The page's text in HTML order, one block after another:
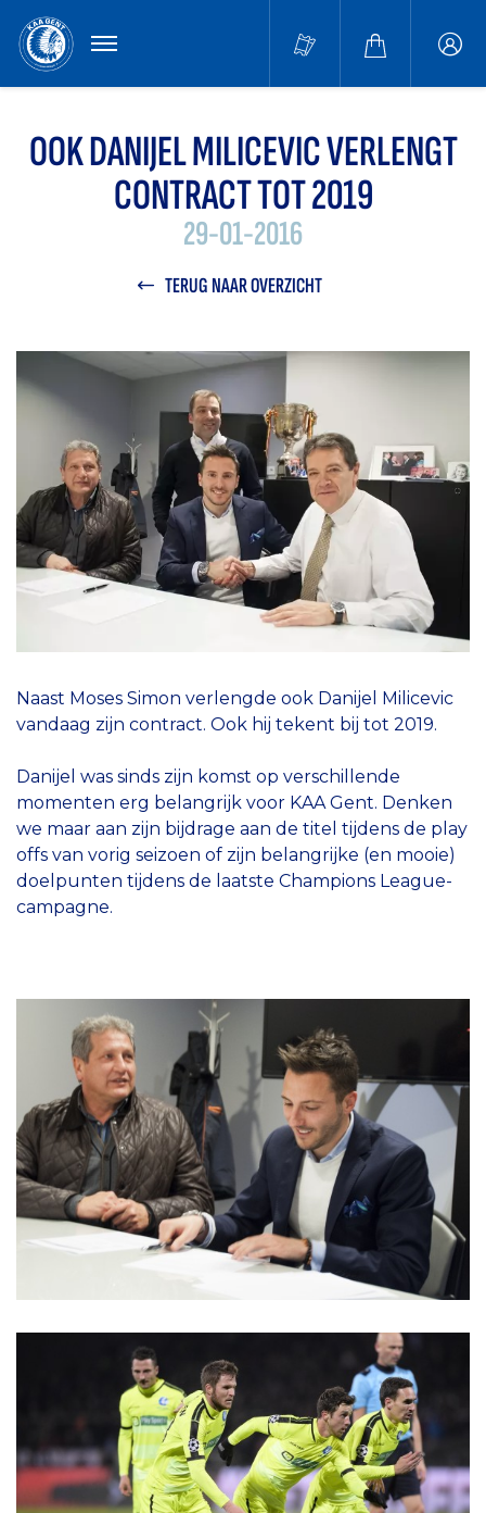
MENU
OOK DANIJEL MILICEVIC VERLENGT
CONTRACT TOT 2019
29-01-2016
TERUG NAAR OVERZICHT
Naast Moses Simon verlengde ook Danijel Milicevic
vandaag zijn contract. Ook hij tekent bij tot 2019.
Danijel was sinds zijn komst op verschillende
momenten erg belangrijk voor KAA Gent. Denken
we maar aan zijn bijdrage aan de titel tijdens de play
offs van vorig seizoen of zijn belangrijke (en mooie)
doelpunten tijdens de laatste Champions League-
campagne.